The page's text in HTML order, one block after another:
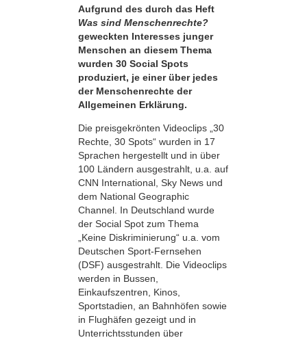
Aufgrund des durch das Heft
Was sind Menschenrechte?
geweckten Interesses junger
Menschen an diesem Thema
wurden 30 Social Spots
produziert, je einer über jedes
der Menschenrechte der
Allgemeinen Erklärung.
Die preisgekrönten Videoclips „30
Rechte, 30 Spots“ wurden in 17
Sprachen hergestellt und in über
100 Ländern ausgestrahlt, u.a. auf
CNN International, Sky News und
dem National Geographic
Channel. In Deutschland wurde
der Social Spot zum Thema
„Keine Diskriminierung“ u.a. vom
Deutschen Sport-Fernsehen
(DSF) ausgestrahlt. Die Videoclips
werden in Bussen,
Einkaufszentren, Kinos,
Sportstadien, an Bahnhöfen sowie
in Flughäfen gezeigt und in
Unterrichtsstunden über